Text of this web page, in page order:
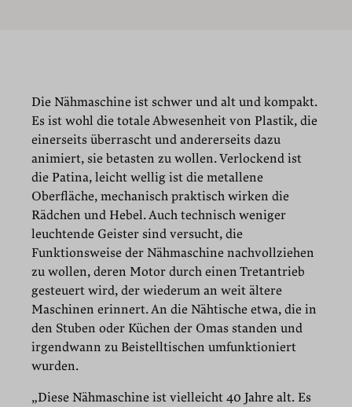
Die Nähmaschine ist schwer und alt und kompakt.
Es ist wohl die totale Abwesenheit von Plastik, die
einerseits überrascht und andererseits dazu
animiert, sie betasten zu wollen. Verlockend ist
die Patina, leicht wellig ist die metallene
Oberfläche, mechanisch praktisch wirken die
Rädchen und Hebel. Auch technisch weniger
leuchtende Geister sind versucht, die
Funktionsweise der Nähmaschine nachvollziehen
zu wollen, deren Motor durch einen Tretantrieb
gesteuert wird, der wiederum an weit ältere
Maschinen erinnert. An die Nähtische etwa, die in
den Stuben oder Küchen der Omas standen und
irgendwann zu Beistelltischen umfunktioniert
wurden.
„Diese Nähmaschine ist vielleicht 40 Jahre alt. Es